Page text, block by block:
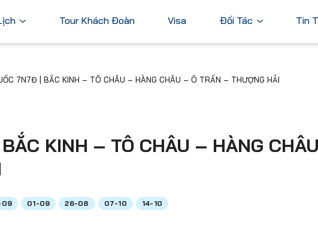
Pháp
Đức
Xem tất cả
Trung Quốc
Hàn Quốc
Xem tất cả
Tour Khách Đoàn Visa Đối Tác Tin
7N7Đ | BẮC KINH – TÔ CHÂU – HÀNG CHÂU – Ô TRẤN – THƯỢNG HẢI
KINH – TÔ CHÂU – HÀNG
09 01-09 26-08 07-10 14-10